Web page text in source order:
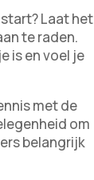
Laat het
te raden.
is en voel je
met de
om
belangrijk